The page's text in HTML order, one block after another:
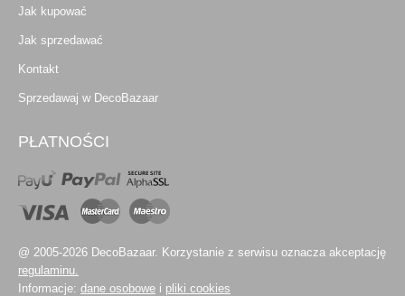
Jak kupować
Jak sprzedawać
Kontakt
Sprzedawaj w DecoBazaar
PŁATNOŚCI
@ 2005-2026 DecoBazaar. Korzystanie z serwisu oznacza akceptację
regulaminu.
Informacje: dane osobowe i pliki cookies